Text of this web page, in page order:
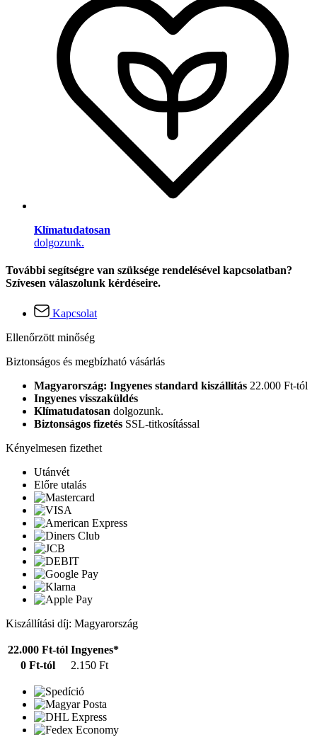
Klímatudatosan
dolgozunk.
További segítségre van szüksége rendelésével kapcsolatban?
Szívesen válaszolunk kérdéseire.
Kapcsolat
Ellenőrzött minőség
Biztonságos és megbízható vásárlás
Magyarország: Ingyenes standard kiszállítás 22.000 Ft-tól
Ingyenes visszaküldés
Klímatudatosan dolgozunk.
Biztonságos fizetés SSL-titkosítással
Kényelmesen fizethet
Utánvét
Előre utalás
Kiszállítási díj: Magyarország
22.000 Ft-tól Ingyenes*
0 Ft-tól
2.150 Ft